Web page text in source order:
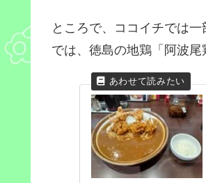
ところで、ココイチでは
では、徳島の地鶏「阿波尾